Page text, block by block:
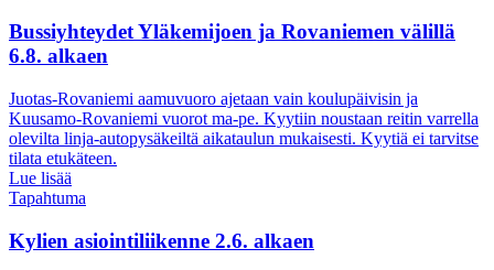
Bussiyhteydet Yläkemijoen ja Rovaniemen välillä
6.8. alkaen
Juotas-Rovaniemi aamuvuoro ajetaan vain koulupäivisin ja
Kuusamo-Rovaniemi vuorot ma-pe. Kyytiin noustaan reitin varrella
olevilta linja-autopysäkeiltä aikataulun mukaisesti. Kyytiä ei tarvitse
tilata etukäteen.
Lue lisää
Tapahtuma
Kylien asiointiliikenne 2.6. alkaen